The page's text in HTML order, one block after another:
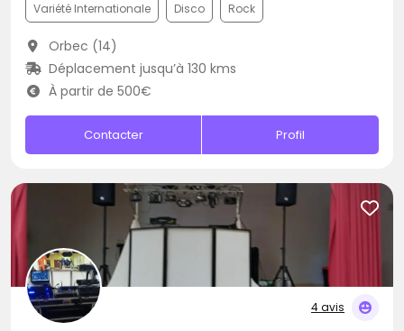
Variété Internationale Disco Rock
Orbec (14)
Déplacement jusqu’à 130 kms
À partir de 500€
Contacter Profil
4 avis